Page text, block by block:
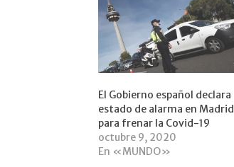
El Gobierno español declara
estado de alarma en Madrid
para frenar la Covid-19
octubre 9, 2020
En «MUNDO»